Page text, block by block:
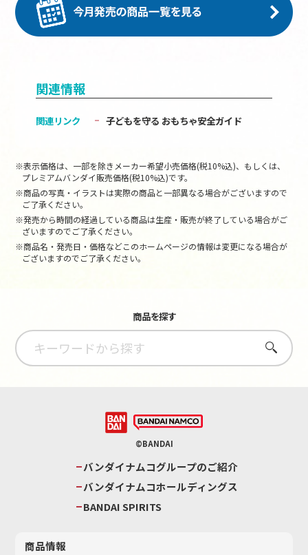
関連情報
関連リンク 子どもを守る おもちゃ安全ガイド
※表示価格は、一部を除きメーカー希望小売価格(税10%込)、もしくは、
プレミアムバンダイ販売価格(税10%込)です。
※商品の写真・イラストは実際の商品と一部異なる場合がございますので
ご了承ください。
※発売から時間の経過している商品は生産・販売が終了している場合がご
ざいますのでご了承ください。
※商品名・発売日・価格などこのホームページの情報は変更になる場合が
ございますのでご了承ください。
商品を探す
さがす
©BANDAI
バンダイナムコグループのご紹介
バンダイナムコホールディングス
BANDAI SPIRITS
商品情報